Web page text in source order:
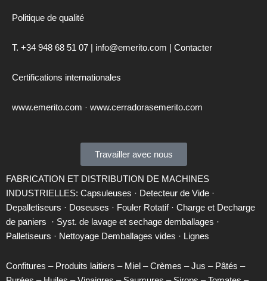
Politique de qualité
T. +34 948 68 51 07 | info@emerito.com | Contacter
Certifications internationales
www.emerito.com · www.cerradorasemerito.com
Travailler avec nous
FABRICATION ET DISTRIBUTION DE MACHINES
INDUSTRIELLES: Capsuleuses · Detecteur de Vide ·
Depalletiseurs · Doseuses · Fouler Rotatif · Charge et Decharge
de paniers · Syst. de lavage et sechage demballages ·
Palletiseurs · Nettoyage Demballages vides · Lignes
Confitures – Produits laitiers – Miel – Crèmes – Jus – Pâtés –